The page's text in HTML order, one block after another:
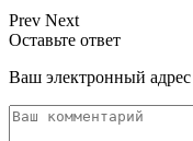
Prev Next
Оставьте ответ
Ваш электронный адрес